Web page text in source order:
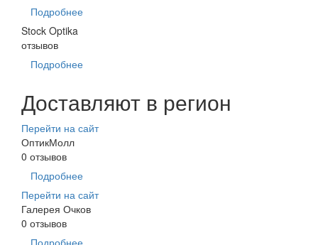
Подробнее
Stock Optika
отзывов
Подробнее
Доставляют в регион
Перейти на сайт
ОптикМолл
0 отзывов
Подробнее
Перейти на сайт
Галерея Очков
0 отзывов
Подробнее